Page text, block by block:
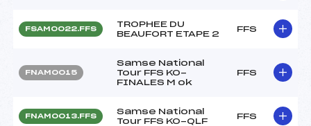
FSAM0022.FFS
TROPHEE DU
BEAUFORT ETAPE 2
FFS
FNAM0015
Samse National
Tour FFS KO-
FINALES M ok
FFS
FNAM0013.FFS
Samse National
Tour FFS KO-QLF
FFS